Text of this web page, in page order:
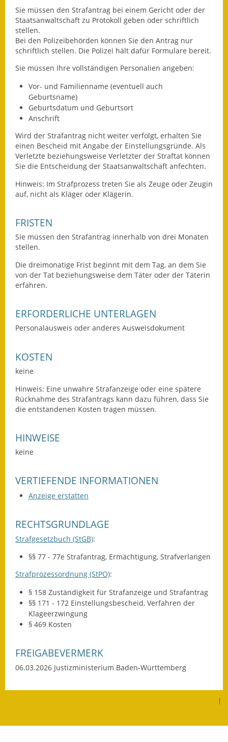
Landkreis
Formulare
Fundbehörde
Sitzungsberichte 2016
Sitzungsberichte 2017
Sitzungsberichte 2018
Haushalt & Finanzen
Getrennte
Abwassergebühr
Jahresabschlüsse
Wasserversorgung
Notruftafel
Wahlen
Was erledige ich wo?
Leben
Bauen und Wohnen
Bebauungspläne
Gerätehütten
Sie müssen den Strafantrag bei einem Gericht oder der
Staatsanwaltschaft zu Protokoll geben oder schriftlich
stellen.
Bei den Polizeibehörden können Sie den Antrag nur
schriftlich stellen. Die Polizei hält dafür Formulare bereit.
Sie müssen Ihre vollständigen Personalien angeben:
Vor- und Familienname (eventuell auch
Geburtsname)
Geburtsdatum und Geburtsort
Anschrift
Wird der Strafantrag nicht weiter verfolgt, erhalten Sie
einen Bescheid mit Angabe der Einstellungsgründe. Als
Verletzte beziehungsweise Verletzter der Straftat können
Sie die Entscheidung der Staatsanwaltschaft anfechten.
Hinweis: Im Strafprozess treten Sie als Zeuge oder Zeugin
auf, nicht als Kläger oder Klägerin.
FRISTEN
Sie müssen den Strafantrag innerhalb von drei Monaten
stellen.
Die dreimonatige Frist beginnt mit dem Tag, an dem Sie
von der Tat beziehungsweise dem Täter oder der Täterin
erfahren.
ERFORDERLICHE UNTERLAGEN
Personalausweis oder anderes Ausweisdokument
KOSTEN
keine
Hinweis: Eine unwahre Strafanzeige oder eine spätere
Rücknahme des Strafantrags kann dazu führen, dass Sie
die entstandenen Kosten tragen müssen.
HINWEISE
keine
VERTIEFENDE INFORMATIONEN
Anzeige erstatten
RECHTSGRUNDLAGE
Strafgesetzbuch (StGB):
§§ 77 - 77e Strafantrag, Ermächtigung, Strafverlangen
Strafprozessordnung (StPO):
§ 158 Zuständigkeit für Strafanzeige und Strafantrag
§§ 171 - 172 Einstellungsbescheid, Verfahren der
Klageerzwingung
§ 469 Kosten
FREIGABEVERMERK
06.03.2026 Justizministerium Baden-Württemberg
|